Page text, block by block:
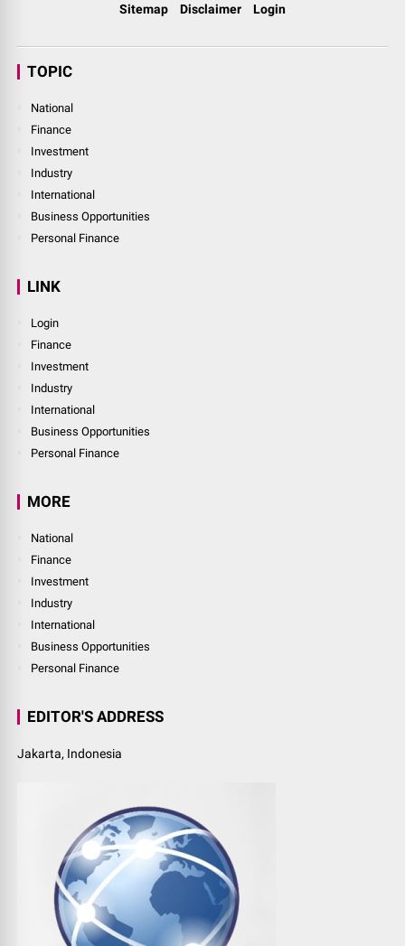
Sitemap
Disclaimer Login
TOPIC
National
Finance
Investment
Industry
International
Business Opportunities
Personal Finance
LINK
Login
Finance
Investment
Industry
International
Business Opportunities
Personal Finance
MORE
National
Finance
Investment
Industry
International
Business Opportunities
Personal Finance
EDITOR'S ADDRESS
Jakarta, Indonesia